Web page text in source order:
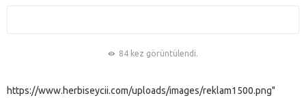
84 kez görüntülendi.
https://www.herbiseycii.com/uploads/images/reklam1500.png"